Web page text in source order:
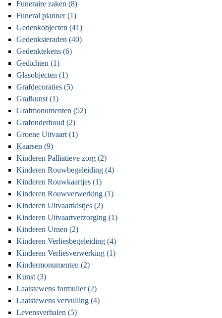
Funeraire zaken (8)
Funeral planner (1)
Gedenkobjecten (41)
Gedenksieraden (40)
Gedenktekens (6)
Gedichten (1)
Glasobjecten (1)
Grafdecoraties (5)
Grafkunst (1)
Grafmonumenten (52)
Grafonderhoud (2)
Groene Uitvaart (1)
Kaarsen (9)
Kinderen Palliatieve zorg (2)
Kinderen Rouwbegeleiding (4)
Kinderen Rouwkaartjes (1)
Kinderen Rouwverwerking (1)
Kinderen Uitvaartkistjes (2)
Kinderen Uitvaartverzorging (1)
Kinderen Urnen (2)
Kinderen Verliesbegeleiding (4)
Kinderen Verliesverwerking (1)
Kindermonumenten (2)
Kunst (3)
Laatstewens formulier (2)
Laatstewens vervulling (4)
Levensverhalen (5)